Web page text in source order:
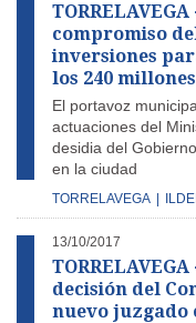
compromiso
inversiones
los 240
El portavoz
actuaciones del
desidia del
en la ciudad
TORRELAVEGA
13/10/2017
decisión del
nuevo juzgado